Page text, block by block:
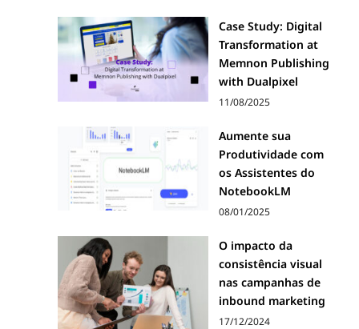
Case Study: Digital
Transformation at
Memnon Publishing
with Dualpixel
11/08/2025
Aumente sua
Produtividade com
os Assistentes do
NotebookLM
08/01/2025
O impacto da
consistência visual
nas campanhas de
inbound marketing
17/12/2024